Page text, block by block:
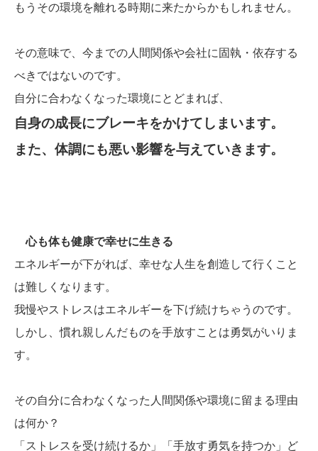
もうその環境を離れる時期に来たからかもしれません。
その意味で、今までの人間関係や会社に固執・依存する
べきではないのです。
自分に合わなくなった環境にとどまれば、
自身の成長にブレーキをかけてしまいます。
また、体調にも悪い影響を与えていきます。
心も体も健康で幸せに生きる
エネルギーが下がれば、幸せな人生を創造して行くこと
は難しくなります。
我慢やストレスはエネルギーを下げ続けちゃうのです。
しかし、慣れ親しんだものを手放すことは勇気がいりま
す。
その自分に合わなくなった人間関係や環境に留まる理由
は何か？
「ストレスを受け続けるか」「手放す勇気を持つか」ど